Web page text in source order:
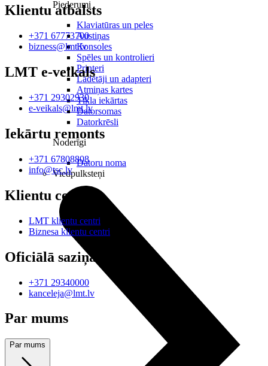
Piederumi
Klaviatūras un peles
Austiņas
Konsoles
Spēles un kontrolieri
Printeri
Lādētāji un adapteri
Atmiņas kartes
Tīkla iekārtas
Datorsomas
Datorkrēsli
Noderīgi
Datoru noma
Viedpulksteņi
Klientu atbalsts
+371 67773700
bizness@lmt.lv
LMT e-veikals
+371 29302930
e-veikals@lmt.lv
Iekārtu remonts
+371 67808808
info@tsc.lv
Klientu centri
LMT klientu centri
Biznesa klientu centri
Oficiālā saziņa
+371 29340000
kanceleja@lmt.lv
Par mums
Par mums